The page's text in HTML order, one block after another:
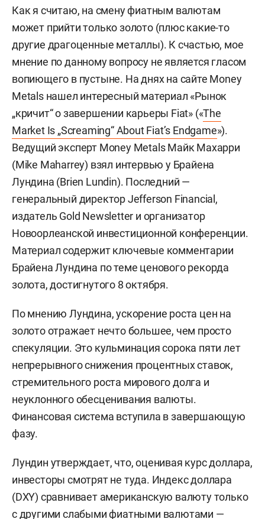
Как я считаю, на смену фиатным валютам
может прийти только золото (плюс какие-то
другие драгоценные металлы). К счастью, мое
мнение по данному вопросу не является гласом
вопиющего в пустыне. На днях на сайте Money
Metals нашел интересный материал «Рынок
„кричит“ о завершении карьеры Fiat» («The
Market Is „Screaming“ About Fiat’s Endgame»).
Ведущий эксперт Money Metals Майк Махарри
(Mike Maharrey) взял интервью у Брайена
Лундина (Brien Lundin). Последний —
генеральный директор Jefferson Financial,
издатель Gold Newsletter и организатор
Новоорлеанской инвестиционной конференции.
Материал содержит ключевые комментарии
Брайена Лундина по теме ценового рекорда
золота, достигнутого 8 октября.
По мнению Лундина, ускорение роста цен на
золото отражает нечто большее, чем просто
спекуляции. Это кульминация сорока пяти лет
непрерывного снижения процентных ставок,
стремительного роста мирового долга и
неуклонного обесценивания валюты.
Финансовая система вступила в завершающую
фазу.
Лундин утверждает, что, оценивая курс доллара,
инвесторы смотрят не туда. Индекс доллара
(DXY) сравнивает американскую валюту только
с другими слабыми фиатными валютами —